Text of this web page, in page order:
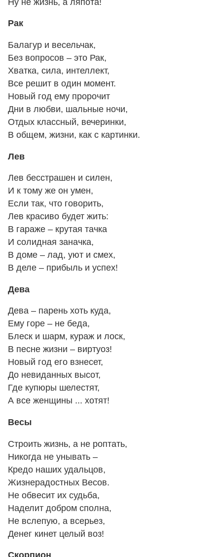
Рак
Балагур и весельчак,
Без вопросов – это Рак,
Хватка, сила, интеллект,
Все решит в один момент.
Новый год ему пророчит
Дни в любви, шальные ночи,
Отдых классный, вечеринки,
В общем, жизни, как с картинки.
Лев
Лев бесстрашен и силен,
И к тому же он умен,
Если так, что говорить,
Лев красиво будет жить:
В гараже – крутая тачка
И солидная заначка,
В доме – лад, уют и смех,
В деле – прибыль и успех!
Дева
Дева – парень хоть куда,
Ему горе – не беда,
Блеск и шарм, кураж и лоск,
В песне жизни – виртуоз!
Новый год его взнесет,
До невиданных высот,
Где купюры шелестят,
А все женщины ... хотят!
Весы
Строить жизнь, а не роптать,
Никогда не унывать –
Кредо наших удальцов,
Жизнерадостных Весов.
Не обвесит их судьба,
Наделит добром сполна,
Не вслепую, а всерьез,
Денег кинет целый воз!